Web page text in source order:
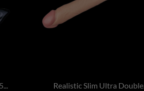
Realistic Slim Ultra Double...